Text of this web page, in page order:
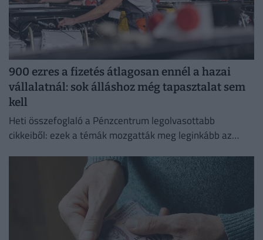
900 ezres a fizetés átlagosan ennél a hazai
vállalatnál: sok álláshoz még tapasztalat sem
kell
Heti összefoglaló a Pénzcentrum legolvasottabb
cikkeiből: ezek a témák mozgatták meg leginkább az